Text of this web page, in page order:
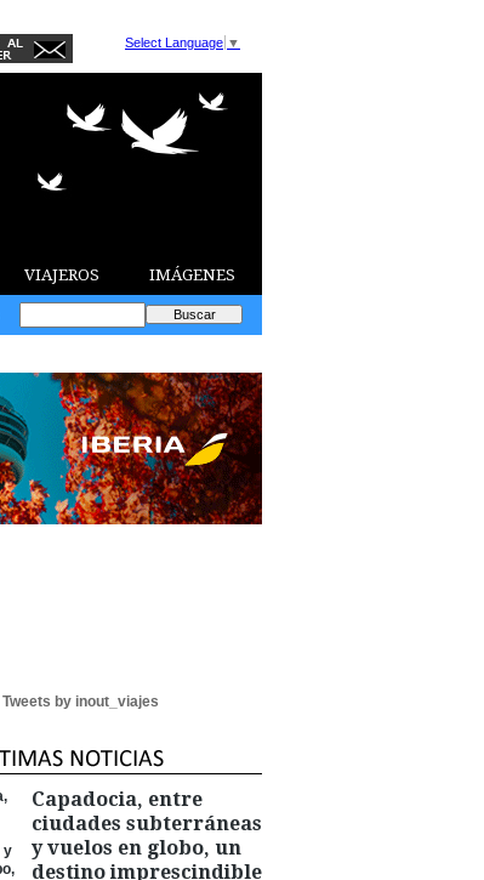
Select Language ▼
VIAJEROS IMÁGENES
Tweets by inout_viajes
Capadocia, entre
ciudades subterráneas
y vuelos en globo, un
destino imprescindible